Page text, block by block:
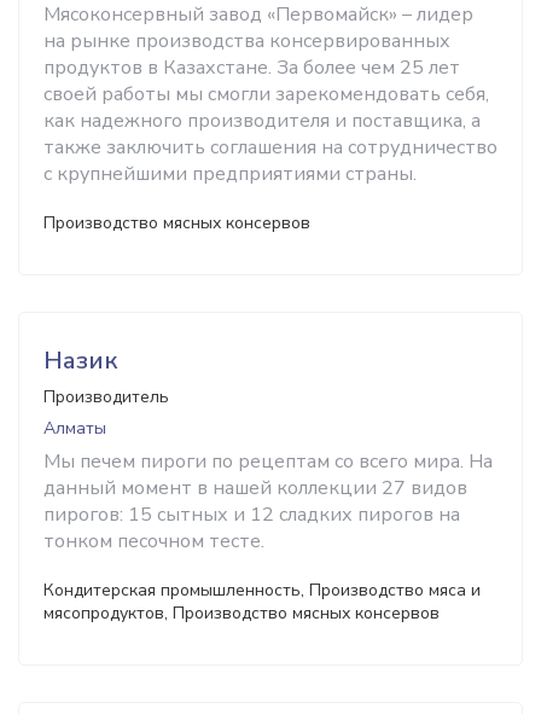
Мясоконсервный завод «Первомайск» – лидер
на рынке производства консервированных
продуктов в Казахстане. За более чем 25 лет
своей работы мы смогли зарекомендовать себя,
как надежного производителя и поставщика, а
также заключить соглашения на сотрудничество
с крупнейшими предприятиями страны.
Производство мясных консервов
Назик
Производитель
Алматы
Мы печем пироги по рецептам со всего мира. На
данный момент в нашей коллекции 27 видов
пирогов: 15 сытных и 12 сладких пирогов на
тонком песочном тесте.
Кондитерская промышленность, Производство мяса и
мясопродуктов, Производство мясных консервов